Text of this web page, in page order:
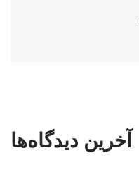
آخرین دیدگاه‌ها